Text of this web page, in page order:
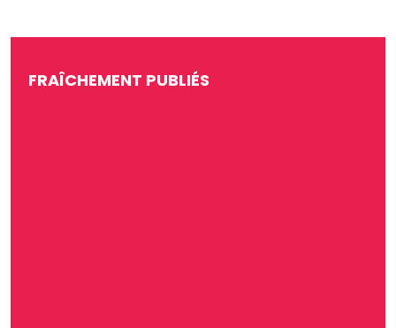
FRAÎCHEMENT PUBLIÉS